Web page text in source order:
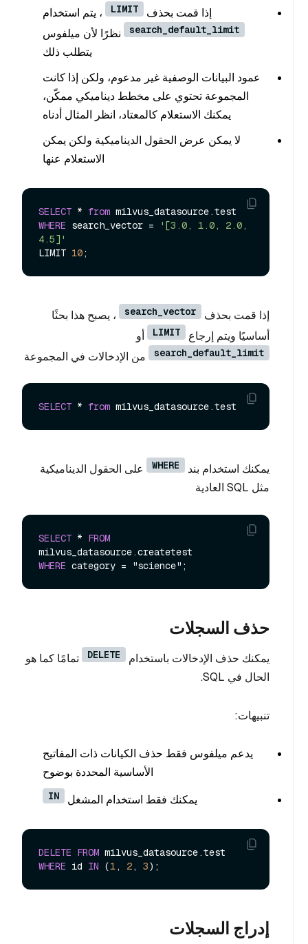
إذا قمت بحذف LIMIT ، يتم استخدام
search_default_limit
نظرًا لأن ميلفوس
يتطلب ذلك
عمود البيانات الوصفية غير مدعوم، ولكن إذا كانت
المجموعة تحتوي على مخطط ديناميكي ممكّن،
يمكنك الاستعلام كالمعتاد، انظر المثال أدناه
لا يمكن عرض الحقول الديناميكية ولكن يمكن
الاستعلام عنها
SELECT * from
WHERE search_vector =
'[3.0, 1.0, 2.0,
4.5]'
LIMIT 10
إذا قمت بحذف search_vector
، يصبح هذا بحثًا
أساسيًا ويتم إرجاع
LIMIT أو
search_default_limit من الإدخالات في المجموعة
SELECT * from
يمكنك استخدام بند WHERE
على الحقول الديناميكية
مثل SQL العادية
SELECT * FROM
WHERE category =
حذف السجلات
يمكنك حذف الإدخالات باستخدام DELETE
تمامًا كما هو
الحال في SQL.
تنبيهات:
يدعم ميلفوس فقط حذف الكيانات ذات المفاتيح
الأساسية المحددة بوضوح
يمكنك فقط استخدام المشغل
IN
DELETE FROM
WHERE id IN (1, 2, 3
إدراج السجلات